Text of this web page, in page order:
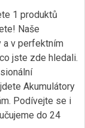
1 produktů
Naše
a v perfektním
jste zde hledali.
Akumulátory
Podívejte se i
do 24